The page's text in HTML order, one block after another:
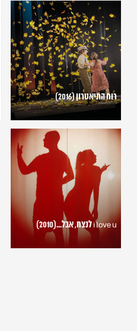
התיאטרון
רוח התיאטרון (2016)
i
love
לנצח,
(2010)
i love u לנצח, אבל...(2010)